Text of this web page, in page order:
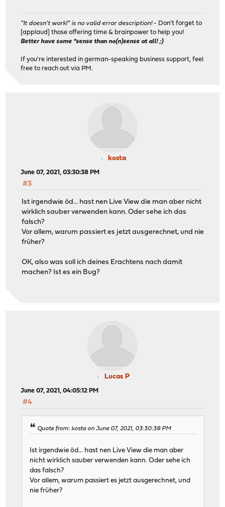
"It doesn't work!" is no valid error description!- Don't forget to
[applaud] those offering time & brainpower to help you!
Better have some *sense than no(n)sense at all! ;)
If you're interested in german-speaking business support, feel
free to reach out via PM.
kosta
June 07, 2021, 03:30:38 PM
#3
Ist irgendwie öd... hast nen Live View die man aber nicht
wirklich sauber verwenden kann. Oder sehe ich das
falsch?
Vor allem, warum passiert es jetzt ausgerechnet, und nie
früher?
OK, also was soll ich deines Erachtens nach damit
machen? Ist es ein Bug?
Lucas P
June 07, 2021, 04:05:12 PM
#4
Quote from: kosta on June 07, 2021, 03:30:38 PM
Ist irgendwie öd... hast nen Live View die man aber
nicht wirklich sauber verwenden kann. Oder sehe ich
das falsch?
Vor allem, warum passiert es jetzt ausgerechnet, und
nie früher?